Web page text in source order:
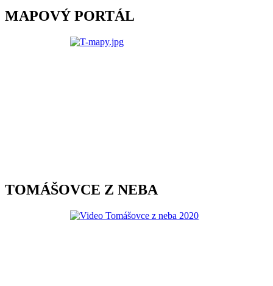
MAPOVÝ PORTÁL
TOMÁŠOVCE Z NEBA